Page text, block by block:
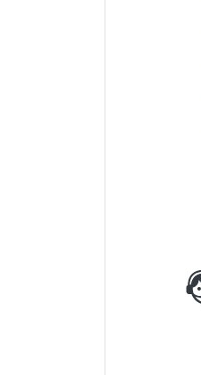
Gaine pour
Chauffage
Chauffage
Rideau d'air
Rideau d'air
Rideau d'air
Rideau d'air
Rideau d'air